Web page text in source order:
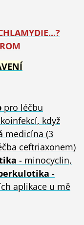
pro léčbu
když
medicína (3
ceftriaxonem)
- minocyclin,
-
aplikace u mě